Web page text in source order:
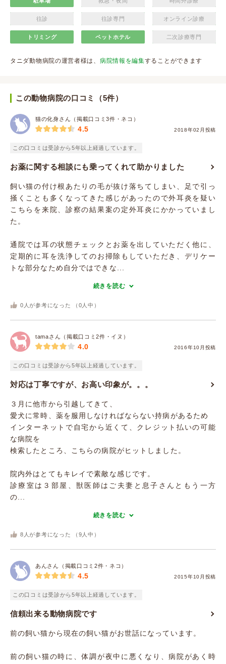
往診 往診専門 オンライン診療
トリミング ペットホテル 二次診療専門
タニダ動物病院の運営者様は、 病院情報を編集することができます
この動物病院の口コミ（5件）
猫の化身さん（掲載口コミ3件・ネコ）
2018年02月投稿
4.5
この口コミは受診から5年以上経過しています。
お薬に関する相談にも乗ってくれて助かりました
飼い猫の付け根あたりの毛が抜け落ちてしまい、足で引っ
掻くことも多くなってきた感じがあったので外耳炎を疑い
こちらを来院、診察の結果案の定外耳炎にかかっていまし
た。
通院では耳の状態チェックとお薬を出していただく他に、
定期的に耳を洗浄してのお掃除もしていただき、デリケー
トな部分なため自分ではできな...
続きを読む
0 人が参考になった （ 0 人中）
tamaさん（掲載口コミ2件・イヌ）
2016年10月投稿
4.0
この口コミは受診から5年以上経過しています。
対応は丁寧ですが、お高い印象が。。。
３月に他市から引越してきて、
愛犬に常時、薬を服用しなければならない持病があるため
インターネットで自宅から近くて、クレジット払いの可能
な病院を
検索したところ、こちらの病院がヒットしました。
院内外はとてもキレイで素敵な感じです。
診療室は３部屋、獣医師はご夫妻と息子さんともう一方
の...
続きを読む
8 人が参考になった （ 9 人中）
あんさん（掲載口コミ2件・ネコ）
2015年10月投稿
4.5
この口コミは受診から5年以上経過しています。
信頼出来る動物病院です
前の飼い猫から現在の飼い猫がお世話になっています。
前の飼い猫の時に、体調が夜中に悪くなり、病院があく時